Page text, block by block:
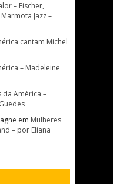
– Fischer,
Jazz –
cantam Michel
– Madeleine
da América –
em Mulheres
– por Eliana